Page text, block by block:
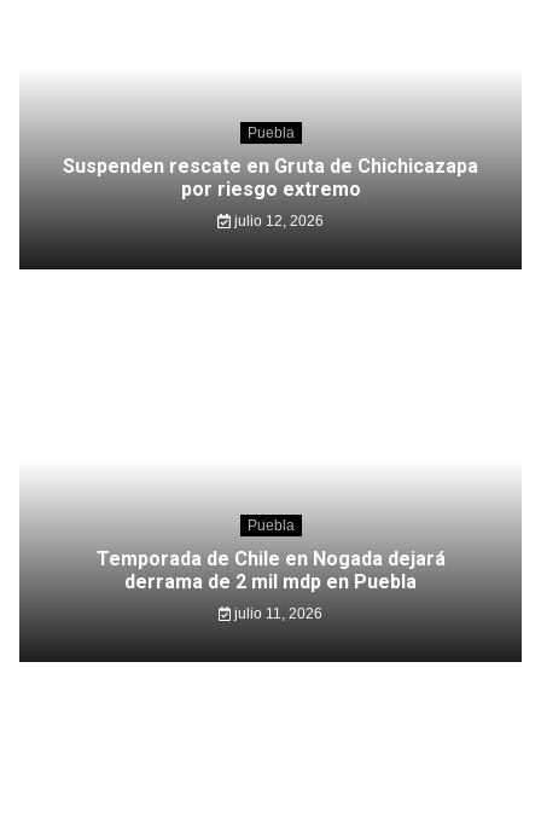
Puebla
Suspenden rescate en Gruta de Chichicazapa
por riesgo extremo
julio 12, 2026
Puebla
Temporada de Chile en Nogada dejará
derrama de 2 mil mdp en Puebla
julio 11, 2026